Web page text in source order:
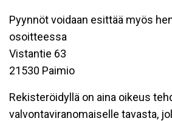
Pyynnöt voidaan esittää myös
osoitteessa
Vistantie 63
21530 Paimio
Rekisteröidyllä on aina oikeus
valvontaviranomaiselle tavasta,